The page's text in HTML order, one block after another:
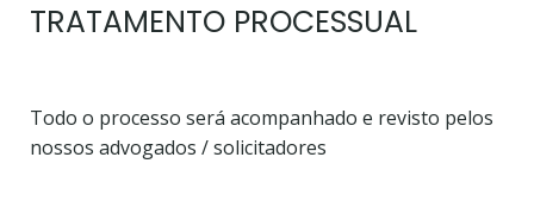
TRATAMENTO PROCESSUAL
Todo o processo será acompanhado e revisto pelos
nossos advogados / solicitadores